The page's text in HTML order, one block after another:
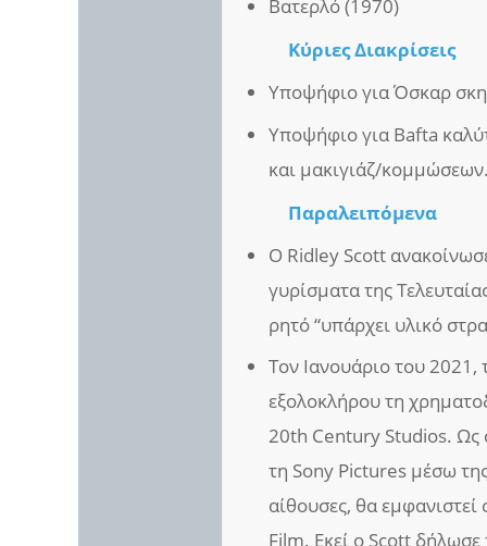
Βατερλό (1970)
Κύριες Διακρίσεις
Υποψήφιο για Όσκαρ
Υποψήφιο για Bafta
και μακιγιάζ/
Παραλειπόμενα
Ο Ridley Scott
γυρίσματα της
ρητό “υπάρχει υλικό
Τον Ιανουάριο του
εξολοκλήρου τη
20th Century Studios. Ως
τη Sony Pictures μέσω
αίθουσες, θα
Film. Εκεί ο Scott δήλωσε